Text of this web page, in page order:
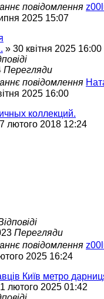
повідомлення
2025 15:07
» 30 квітня 2025 16:00
Перегляди
повідомлення
2025 16:00
коллекций.
лютого 2018 12:24
Перегляди
повідомлення
2025 16:24
Київ метро
лютого 2025 01:42